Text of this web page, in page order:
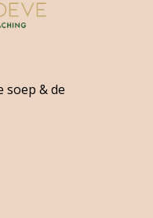
soep & de